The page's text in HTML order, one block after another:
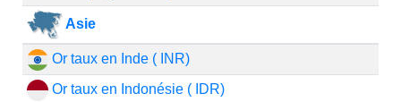
Asie
Or taux en Inde ( INR)
Or taux en Indonésie ( IDR)